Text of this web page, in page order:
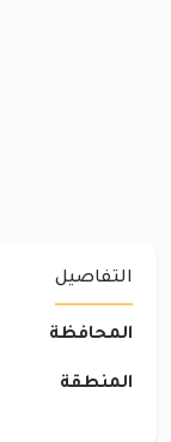
التفاصيل
المحافظة
المنطقة